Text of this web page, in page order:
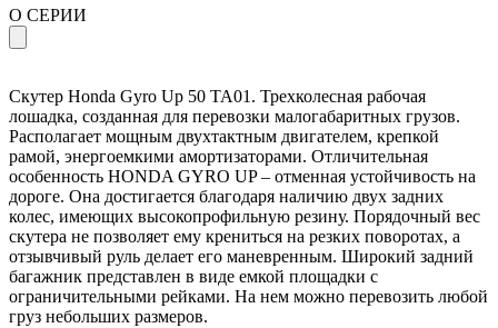
О СЕРИИ
Скутер Honda Gyro Up 50 TA01. Трехколесная рабочая
лошадка, созданная для перевозки малогабаритных грузов.
Располагает мощным двухтактным двигателем, крепкой
рамой, энергоемкими амортизаторами. Отличительная
особенность HONDA GYRO UP – отменная устойчивость на
дороге. Она достигается благодаря наличию двух задних
колес, имеющих высокопрофильную резину. Порядочный вес
скутера не позволяет ему крениться на резких поворотах, а
отзывчивый руль делает его маневренным. Широкий задний
багажник представлен в виде емкой площадки с
ограничительными рейками. На нем можно перевозить любой
груз небольших размеров.